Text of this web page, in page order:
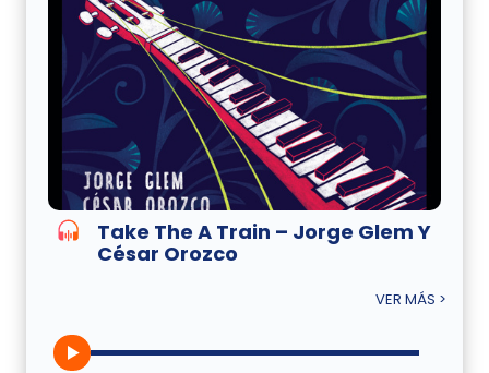
Take The A Train – Jorge Glem Y
César Orozco
VER MÁS >